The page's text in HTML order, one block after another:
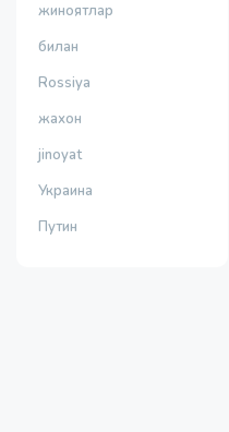
жиноятлар
билан
Rossiya
жахон
jinoyat
Украина
Путин